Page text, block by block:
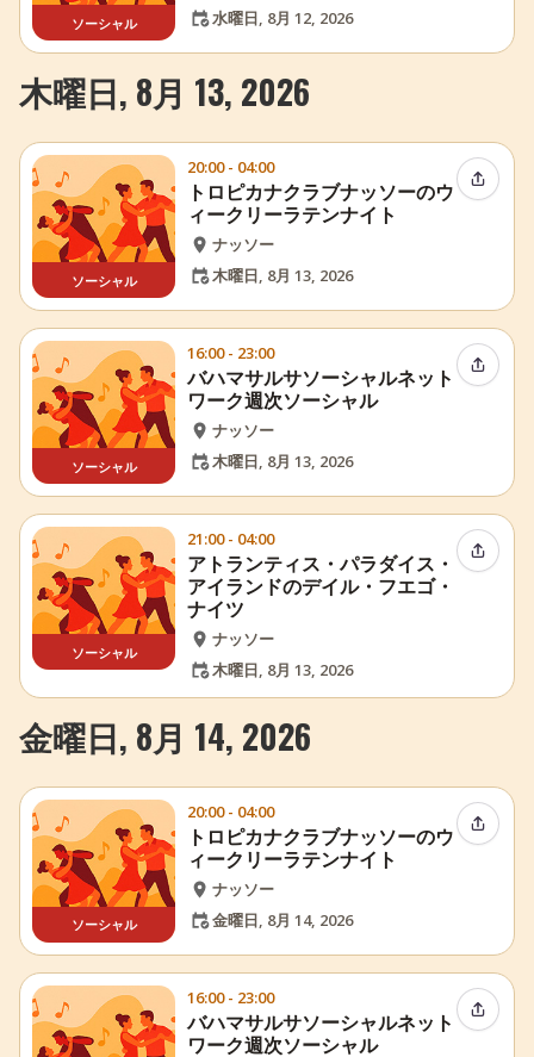
ソーシャル
水曜日, 8月 12, 2026
木曜日, 8月 13, 2026
ソーシャル
20:00 - 04:00
トロピカナクラブナッソーのウ
ィークリーラテンナイト
ナッソー
木曜日, 8月 13, 2026
イベン
ソーシャル
16:00 - 23:00
バハマサルサソーシャルネット
ワーク週次ソーシャル
ナッソー
木曜日, 8月 13, 2026
イベン
ソーシャル
21:00 - 04:00
アトランティス・パラダイス・
アイランドのデイル・フエゴ・
ナイツ
ナッソー
木曜日, 8月 13, 2026
イベン
金曜日, 8月 14, 2026
ソーシャル
20:00 - 04:00
トロピカナクラブナッソーのウ
ィークリーラテンナイト
ナッソー
金曜日, 8月 14, 2026
イベン
16:00 - 23:00
バハマサルサソーシャルネット
ワーク週次ソーシャル
イベン